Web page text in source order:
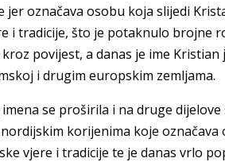
označava osobu koja slijedi
i tradicije, što je potaknulo brojne
povijest, a danas je ime Kristian
i drugim europskim zemljama.
se proširila i na druge dijelove
korijenima koje označava
vjere i tradicije te je danas vrlo